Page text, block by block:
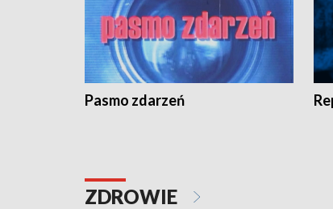
Pasmo zdarzeń
ZDROWIE